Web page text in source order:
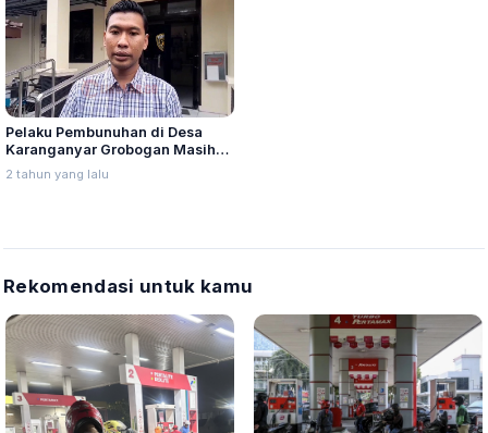
Pelaku Pembunuhan di Desa
Karanganyar Grobogan Masih
Buron
2 tahun yang lalu
Rekomendasi untuk kamu